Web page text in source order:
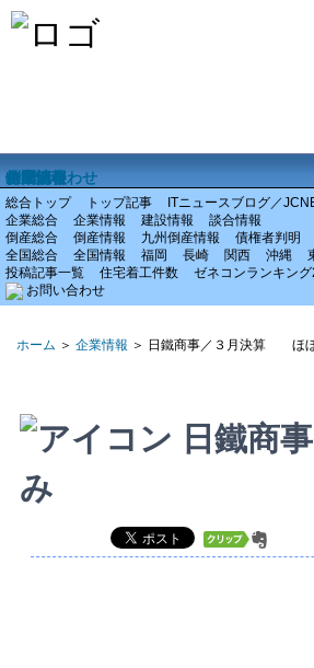
ホーム
企業情報
倒産情報
全国情報
特集記事
お問い合わせ
総合トップ トップ記事 ITニュースブログ／
企業総合
企業情報 建設情報
談合情報
倒産総合
倒産情報 九州倒産情報
債権者判明
全国総合
全国情報 福岡 長崎 関西 沖縄
投稿記事一覧
住宅着工件数
ゼネコンランキン
お問い合わせ
ホーム ＞ 企業情報 ＞ 日鐵商事／３月決算 ほ
日鐵商
み